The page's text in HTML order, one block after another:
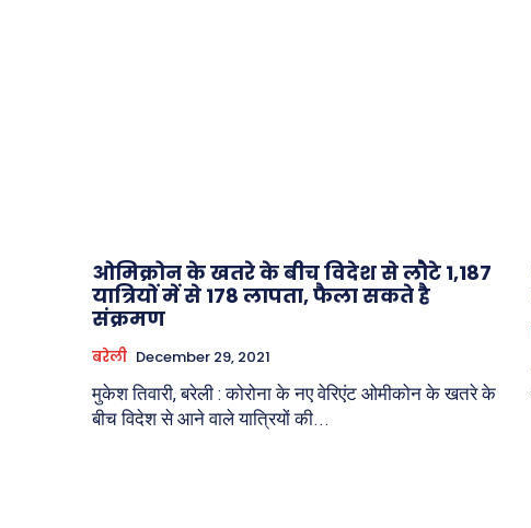
ओमिक्रोन के खतरे के बीच विदेश से लौटे 1,187
यात्रियों में से 178 लापता, फैला सकते है
संक्रमण
बरेली December 29, 2021
मुकेश तिवारी, बरेली : कोरोना के नए वेरिएंट ओमीकोन के खतरे के
बीच विदेश से आने वाले यात्रियों की...